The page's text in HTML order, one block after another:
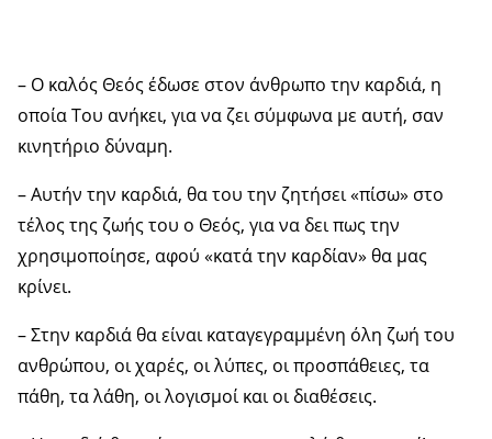
– Ο καλός Θεός έδωσε στον άνθρωπο την καρδιά, η
οποία Του ανήκει, για να ζει σύμφωνα με αυτή, σαν
κινητήριο δύναμη.
– Αυτήν την καρδιά, θα του την ζητήσει «πίσω» στο
τέλος της ζωής του ο Θεός, για να δει πως την
χρησιμοποίησε, αφού «κατά την καρδίαν» θα μας
κρίνει.
– Στην καρδιά θα είναι καταγεγραμμένη όλη ζωή του
ανθρώπου, οι χαρές, οι λύπες, οι προσπάθειες, τα
πάθη, τα λάθη, οι λογισμοί και οι διαθέσεις.